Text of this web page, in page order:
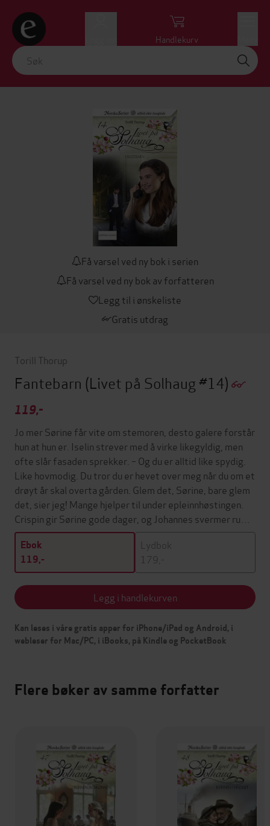
Handlekurv
Få varsel ved ny bok i serien
Få varsel ved ny bok av forfatteren
Legg til i ønskeliste
Gratis utdrag
Torill Thorup
Fantebarn (Livet på Solhaug #14)
119,-
Jo mer Sørine får vite om stemoren, desto galere forstår
hun at hun er. Iselin strever med å virke likegyldig, men
ofte slår fasaden sprekker. – Og du er alltid like spydig.
Like hovmodig. Du tror du er hevet over meg når du om et
drøyt år skal overta gården. Glem det, Sørine, bare glem
det, sier jeg! Mange hjelper til under epleinnhøstingen.
Crispin gir Sørine gode dager, og Johannes svermer ru…
Ebok
119,-
Lydbok
179,-
Legg i handlekurven
Kan leses i våre gratis apper for iPhone/iPad og Android, i
webleser for Mac/PC, i iBooks, på Kindle og PocketBook
Flere bøker av samme forfatter